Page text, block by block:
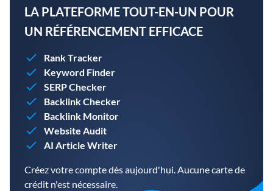
LA PLATEFORME TOUT-EN-UN POUR
UN RÉFÉRENCEMENT EFFICACE
Rank Tracker
Keyword Finder
SERP Checker
Backlink Checker
Backlink Monitor
Website Audit
AI Article Writer
Créez votre compte dès aujourd'hui. Aucune carte de
crédit n'est nécessaire.